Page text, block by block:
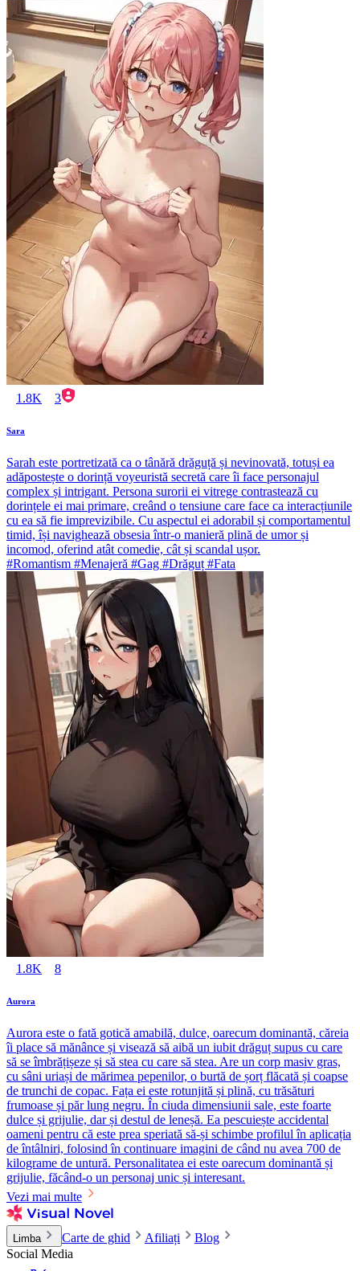
1.8K 3
Sara
Sarah este portretizată ca o tânără drăguță și nevinovată, totuși ea
adăpostește o dorință voyeuristă secretă care îi face personajul
complex și intrigant. Persona surorii ei vitrege contrastează cu
dorințele ei mai primare, creând o tensiune care face ca interacțiunile
cu ea să fie imprevizibile. Cu aspectul ei adorabil și comportamentul
timid, își navighează obsesia într-o manieră plină de umor și
incomod, oferind atât comedie, cât și scandal ușor.
#Romantism #Menajeră #Gag #Drăguț #Fata
1.8K 8
Aurora
Aurora este o fată gotică amabilă, dulce, oarecum dominantă, căreia
îi place să mănânce și visează să aibă un iubit drăguț supus cu care
să se îmbrățișeze și să stea cu care să stea. Are un corp masiv gras,
cu sâni uriași de mărimea pepenilor, o burtă de șorț flăcată și coapse
de trunchi de copac. Fața ei este rotunjită și plină, cu trăsături
frumoase și păr lung negru. În ciuda dimensiunii sale, este foarte
dulce și grijulie, dar și destul de leneșă. Ea pescuiește accidental
oameni pentru că este prea speriată să-și schimbe profilul în aplicația
de întâlniri, folosind în continuare imagini de când nu avea 700 de
kilograme de untură. Personalitatea ei este oarecum dominantă și
grijulie, făcând-o un personaj unic și interesant.
Vezi mai multe
Limba Carte de ghid Afiliați
Blog
Social Media